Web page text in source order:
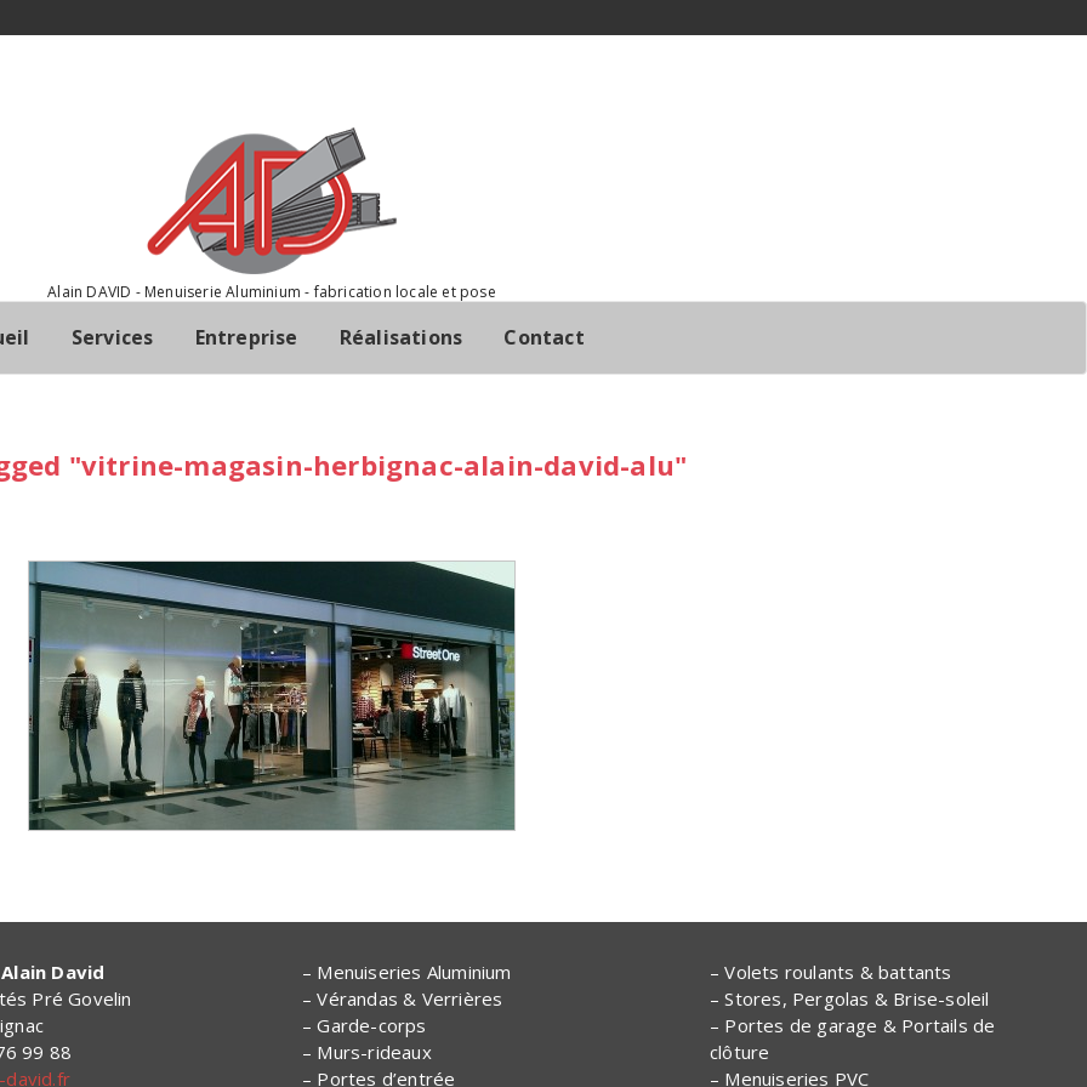
Alain DAVID - Menuiserie Aluminium - fabrication locale et pose
Services Entreprise Réalisations Contact
"vitrine-magasin-herbignac-alain-david-alu"
David
Pré Govelin
99 88
david.fr
– Menuiseries Aluminium
– Vérandas & Verrières
– Garde-corps
– Murs-rideaux
– Portes d’entrée
– Volets roulants & battants
– Stores, Pergolas & Brise-soleil
– Portes de garage & Portails de
clôture
– Menuiseries PVC